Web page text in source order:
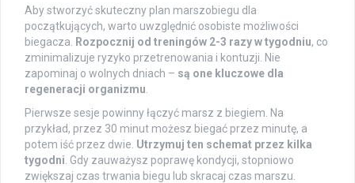
Aby stworzyć skuteczny plan marszobiegu dla
początkujących, warto uwzględnić osobiste możliwości
biegacza. Rozpocznij od treningów 2-3 razy w tygodniu, co
zminimalizuje ryzyko przetrenowania i kontuzji. Nie
zapominaj o wolnych dniach – są one kluczowe dla
regeneracji organizmu
Pierwsze sesje powinny łączyć marsz z biegiem. Na
przykład, przez 30 minut możesz biegać przez minutę, a
potem iść przez dwie. Utrzymuj ten schemat przez kilka
tygodni . Gdy zauważysz poprawę kondycji, stopniowo
zwiększaj czas trwania biegu lub skracaj czas marszu.